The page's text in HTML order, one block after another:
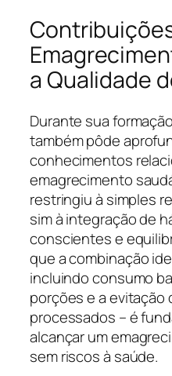
a Qualidade
Durante sua
também pôde
conhecimentos
emagrecimento
restringiu à simples
sim à integração de
conscientes e
que a combinação
incluindo consumo
porções e a evitação
processados – é
alcançar um
sem riscos à saúde.